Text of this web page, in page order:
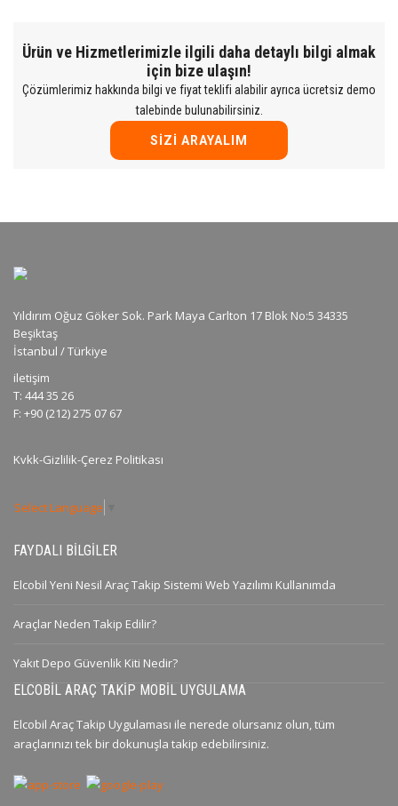
Ürün ve Hizmetlerimizle ilgili daha detaylı bilgi almak
için bize ulaşın!
Çözümlerimiz hakkında bilgi ve fiyat teklifi alabilir ayrıca ücretsiz demo
talebinde bulunabilirsiniz.
SIZI ARAYALIM
Yıldırım Oğuz Göker Sok. Park Maya Carlton 17 Blok No:5 34335
Beşiktaş
İstanbul / Türkiye
iletişim
T: 444 35 26
F: +90 (212) 275 07 67
Kvkk-Gizlilik-Çerez Politikası
Select Language
FAYDALI BILGILER
Elcobil Yeni Nesil Araç Takip Sistemi Web Yazılımı Kullanımda
Araçlar Neden Takip Edilir?
Yakıt Depo Güvenlik Kiti Nedir?
ELCOBIL ARAÇ TAKIP MOBIL UYGULAMA
Elcobil Araç Takip Uygulaması ile nerede olursanız olun, tüm
araçlarınızı tek bir dokunuşla takip edebilirsiniz.